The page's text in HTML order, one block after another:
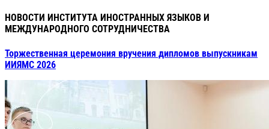
НОВОСТИ ИНСТИТУТА ИНОСТРАННЫХ ЯЗЫКОВ И
МЕЖДУНАРОДНОГО СОТРУДНИЧЕСТВА
Торжественная церемония вручения дипломов выпускникам
ИИЯМС 2026